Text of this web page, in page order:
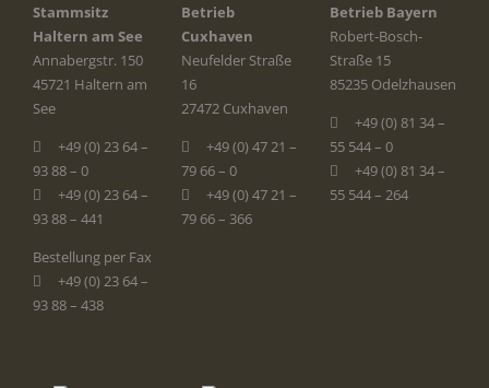
Stammsitz
Haltern am See
Annabergstr. 150
45721 Haltern am
See
+49 (0) 23 64 –
93 88 – 0
+49 (0) 23 64 –
93 88 – 441
Bestellung per Fax
+49 (0) 23 64 –
93 88 – 438
Betrieb
Cuxhaven
Neufelder Straße
16
27472 Cuxhaven
+49 (0) 47 21 –
79 66 – 0
+49 (0) 47 21 –
79 66 – 366
Betrieb Bayern
Robert-Bosch-
Straße 15
85235 Odelzhausen
+49 (0) 81 34 –
55 544 – 0
+49 (0) 81 34 –
55 544 – 264